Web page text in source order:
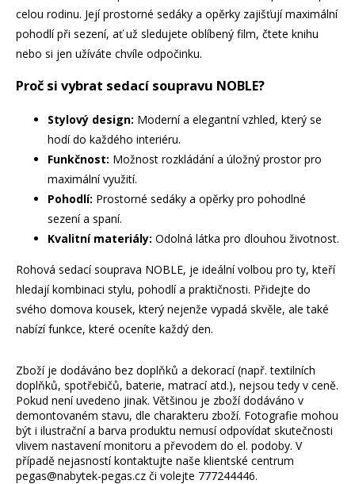
celou rodinu. Její prostorné sedáky a opěrky zajišťují maximální
pohodlí při sezení, ať už sledujete oblíbený film, čtete knihu
nebo si jen užíváte chvíle odpočinku.
Proč si vybrat sedací soupravu NOBLE?
Stylový design: Moderní a elegantní vzhled, který se
hodí do každého interiéru.
Funkčnost: Možnost rozkládání a úložný prostor pro
maximální využití.
Pohodlí: Prostorné sedáky a opěrky pro pohodlné
sezení a spaní.
Kvalitní materiály: Odolná látka pro dlouhou životnost.
Rohová sedací souprava NOBLE, je ideální volbou pro ty, kteří
hledají kombinaci stylu, pohodlí a praktičnosti. Přidejte do
svého domova kousek, který nejenže vypadá skvěle, ale také
nabízí funkce, které oceníte každý den.
Zboží je dodáváno bez doplňků a dekorací (např. textilních
doplňků, spotřebičů, baterie, matrací atd.), nejsou tedy v ceně.
Pokud není uvedeno jinak. Většinou je zboží dodáváno v
demontovaném stavu, dle charakteru zboží. Fotografie mohou
být i ilustrační a barva produktu nemusí odpovídat skutečnosti
vlivem nastavení monitoru a převodem do el. podoby. V
případě nejasností kontaktujte naše klientské centrum
pegas@nabytek-pegas.cz či volejte 777244446.